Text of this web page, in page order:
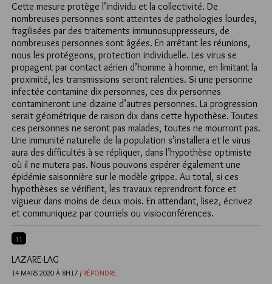
Cette mesure protège l’individu et la collectivité. De
nombreuses personnes sont atteintes de pathologies lourdes,
fragilisées par des traitements immunosuppresseurs, de
nombreuses personnes sont âgées. En arrêtant les réunions,
nous les protégeons, protection individuelle. Les virus se
propagent par contact aérien d’homme à homme, en limitant la
proximité, les transmissions seront ralenties. Si une personne
infectée contamine dix personnes, ces dix personnes
contamineront une dizaine d’autres personnes. La progression
serait géométrique de raison dix dans cette hypothèse. Toutes
ces personnes ne seront pas malades, toutes ne mourront pas.
Une immunité naturelle de la population s’installera et le virus
aura des difficultés à se répliquer, dans l’hypothèse optimiste
où il ne mutera pas. Nous pouvons espérer également une
épidémie saisonnière sur le modèle grippe. Au total, si ces
hypothèses se vérifient, les travaux reprendront force et
vigueur dans moins de deux mois. En attendant, lisez, écrivez
et communiquez par courriels ou visioconférences.
11
LAZARE-LAG
14 MARS 2020 À 8H17 / RÉPONDRE